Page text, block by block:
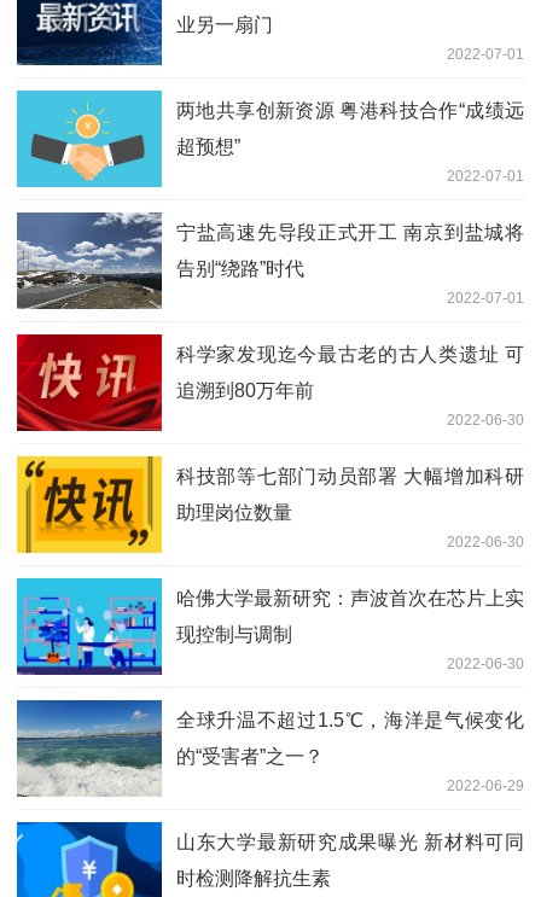
业另一扇门
2022-07-01
两地共享创新资源 粤港科技合作“成绩远
超预想”
2022-07-01
宁盐高速先导段正式开工 南京到盐城将
告别“绕路”时代
2022-07-01
科学家发现迄今最古老的古人类遗址 可
追溯到80万年前
2022-06-30
科技部等七部门动员部署 大幅增加科研
助理岗位数量
2022-06-30
哈佛大学最新研究：声波首次在芯片上实
现控制与调制
2022-06-30
全球升温不超过1.5℃，海洋是气候变化
的“受害者”之一？
2022-06-29
山东大学最新研究成果曝光 新材料可同
时检测降解抗生素